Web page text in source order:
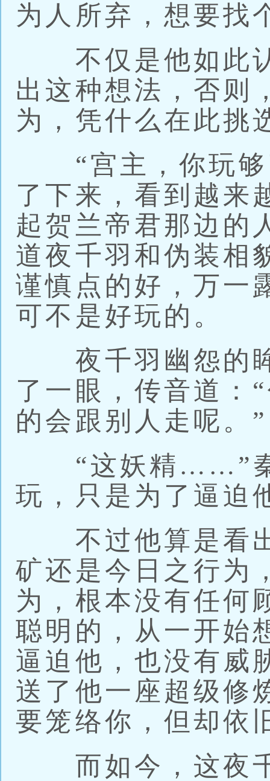
为人所弃，想要找
不仅是他如此认
出这种想法，否则
为，凭什么在此挑
“宫主，你玩够
了下来，看到越来
起贺兰帝君那边的
道夜千羽和伪装相
谨慎点的好，万一
可不是好玩的。
夜千羽幽怨的眸
了一眼，传音道：
的会跟别人走呢。”
“这妖精……”秦
玩，只是为了逼迫
不过他算是看出
矿还是今日之行为
为，根本没有任何
聪明的，从一开始
逼迫他，也没有威
送了他一座超级修
要笼络你，但却依
而如今，这夜千